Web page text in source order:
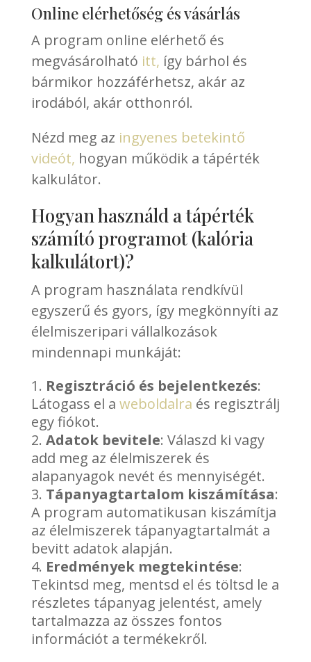
Online elérhetőség és vásárlás
A program online elérhető és
megvásárolható itt, így bárhol és
bármikor hozzáférhetsz, akár az
irodából, akár otthonról.
Nézd meg az ingyenes betekintő
videót, hogyan működik a tápérték
kalkulátor.
Hogyan használd a tápérték
számító programot (kalória
kalkulátort)?
A program használata rendkívül
egyszerű és gyors, így megkönnyíti az
élelmiszeripari vállalkozások
mindennapi munkáját:
Regisztráció és bejelentkezés:
Látogass el a weboldalra és regisztrálj
egy fiókot.
Adatok bevitele: Válaszd ki vagy
add meg az élelmiszerek és
alapanyagok nevét és mennyiségét.
Tápanyagtartalom kiszámítása:
A program automatikusan kiszámítja
az élelmiszerek tápanyagtartalmát a
bevitt adatok alapján.
Eredmények megtekintése:
Tekintsd meg, mentsd el és töltsd le a
részletes tápanyag jelentést, amely
tartalmazza az összes fontos
információt a termékekről.